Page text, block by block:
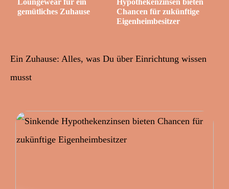
Loungewear für ein
gemütliches Zuhause
Hypothekenzinsen bieten
Chancen für zukünftige
Eigenheimbesitzer
Ein Zuhause: Alles, was Du über Einrichtung wissen
musst